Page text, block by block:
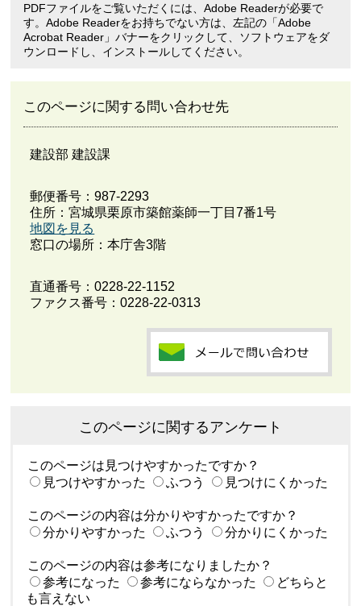
PDFファイルをご覧いただくには、Adobe Readerが必要で
す。Adobe Readerをお持ちでない方は、左記の「Adobe
Acrobat Reader」バナーをクリックして、ソフトウェアをダ
ウンロードし、インストールしてください。
このページに関する問い合わせ先
建設部 建設課
郵便番号：987-2293
住所：宮城県栗原市築館薬師一丁目7番1号
地図を見る
窓口の場所：本庁舎3階
直通番号：0228-22-1152
ファクス番号：0228-22-0313
このページに関するアンケート
このページは見つけやすかったですか？
見つけやすかった
ふつう 見つけにくかった
このページの内容は分かりやすかったですか？
分かりやすかった
ふつう 分かりにくかった
このページの内容は参考になりましたか？
参考になった
参考にならなかった
どちらと
も言えない